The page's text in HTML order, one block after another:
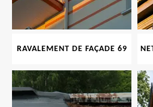
RAVALEMENT DE FAÇADE 69